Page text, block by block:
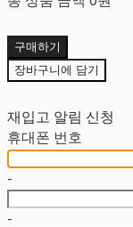
구매하기
장바구니에 담기
재입고 알림 신청
휴대폰 번호
-
-